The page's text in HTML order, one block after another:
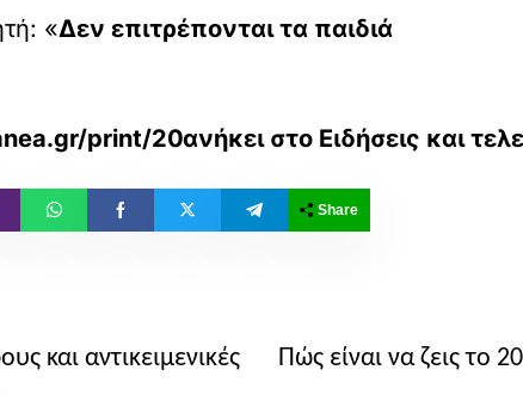
«Δεν επιτρέπονται τα παιδιά
print/2026/06/21/economy/ta-
ανήκει στο Ειδήσεις και
Share
και αντικειμενικές
Πώς είναι να ζεις το